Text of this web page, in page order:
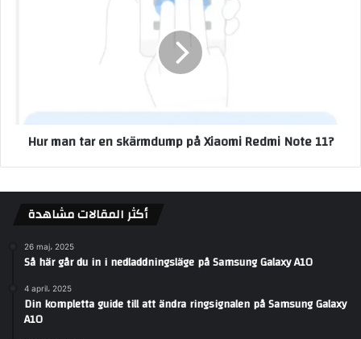
Hur man tar en skärmdump på Xiaomi Redmi Note 11?
أكثر المقالات مشاهدة
26 maj، 2025
Så här går du in i nedladdningsläge på Samsung Galaxy A10
4 april، 2025
Din kompletta guide till att ändra ringsignalen på Samsung Galaxy
A10